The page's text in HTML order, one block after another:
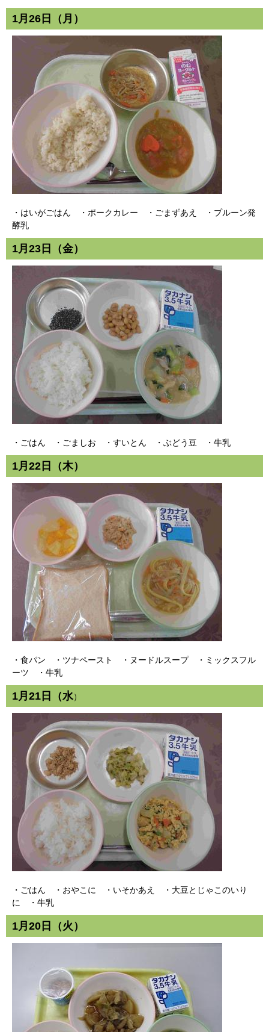
1月26日（月）
・はいがごはん ・ポークカレー ・ごまずあえ ・プルーン発
酵乳
1月23日（金）
・ごはん ・ごましお ・すいとん ・ぶどう豆 ・牛乳
1月22日（木）
・食パン ・ツナペースト ・ヌードルスープ ・ミックスフル
ーツ ・牛乳
1月21日（水）
・ごはん ・おやこに ・いそかあえ ・大豆とじゃこのいり
に ・牛乳
1月20日（火）